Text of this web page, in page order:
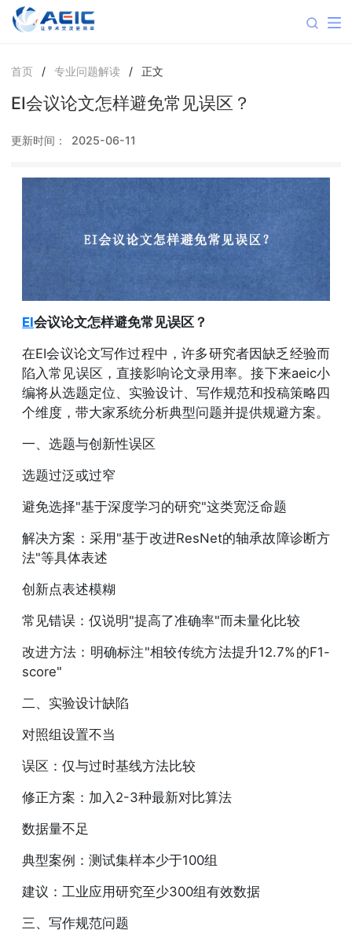
首页 / 专业问题解读 / 正文
EI会议论文怎样避免常见误区？
更新时间： 2025-06-11
EI会议论文怎样避免常见误区？
在EI会议论文写作过程中，许多研究者因缺乏经验而
陷入常见误区，直接影响论文录用率。接下来aeic小
编将从选题定位、实验设计、写作规范和投稿策略四
个维度，带大家系统分析典型问题并提供规避方案。
一、选题与创新性误区
选题过泛或过窄
避免选择"基于深度学习的研究"这类宽泛命题
解决方案：采用"基于改进ResNet的轴承故障诊断方
法"等具体表述
创新点表述模糊
常见错误：仅说明"提高了准确率"而未量化比较
改进方法：明确标注"相较传统方法提升12.7%的F1-
score"
二、实验设计缺陷
对照组设置不当
误区：仅与过时基线方法比较
修正方案：加入2-3种最新对比算法
数据量不足
典型案例：测试集样本少于100组
建议：工业应用研究至少300组有效数据
三、写作规范问题